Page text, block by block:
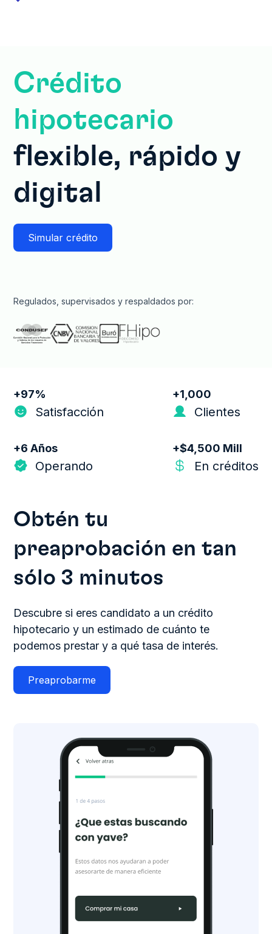
Crédito
hipotecario
flexible, rápido y
digital
Simular crédito
Regulados, supervisados y respaldados por:
+97%
ﶽ Satisfacción
+1,000
﹅ Clientes
+6 Años
ﭶ Operando
+$4,500 Mill
ﮱ En créditos
Obtén tu
preaprobación en tan
sólo 3 minutos
Descubre si eres candidato a un crédito
hipotecario y un estimado de cuánto te
podemos prestar y a qué tasa de interés.
Preaprobarme